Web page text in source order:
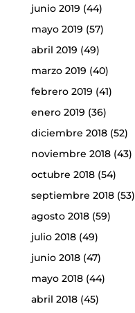
junio 2019 (44)
mayo 2019 (57)
abril 2019 (49)
marzo 2019 (40)
febrero 2019 (41)
enero 2019 (36)
diciembre 2018(52)
noviembre 2018(43)
octubre 2018(54)
septiembre 2018(53)
agosto 2018(59)
julio 2018(49)
junio 2018(47)
mayo 2018(44)
abril 2018(45)